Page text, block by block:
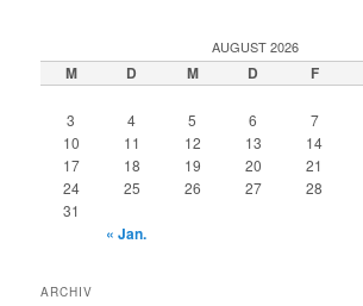
AUGUST 2026
M D M D F
3
4 5 6 7
10
11 12 13 14
17
18 19 20 21
24
25 26 27 28
31
« Jan.
ARCHIV